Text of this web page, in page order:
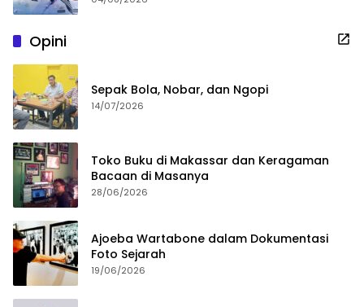
Opini
Sepak Bola, Nobar, dan Ngopi
14/07/2026
Toko Buku di Makassar dan Keragaman
Bacaan di Masanya
28/06/2026
Ajoeba Wartabone dalam Dokumentasi
Foto Sejarah
19/06/2026